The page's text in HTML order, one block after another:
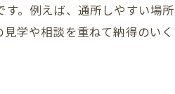
。例えば、通所しやすい場
学や相談を重ねて納得のい